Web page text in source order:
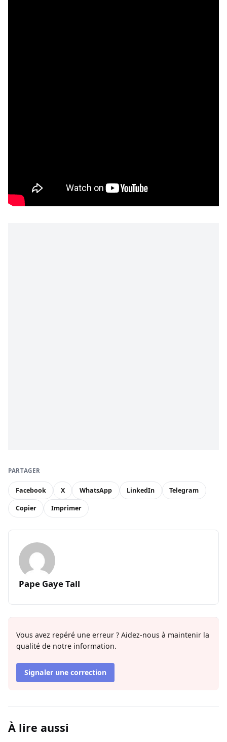
PARTAGER
Facebook X WhatsApp LinkedIn Telegram
Copier Imprimer
Pape Gaye Tall
Vous avez repéré une erreur ? Aidez-nous à maintenir la
qualité de notre information.
Signaler une correction
À lire aussi